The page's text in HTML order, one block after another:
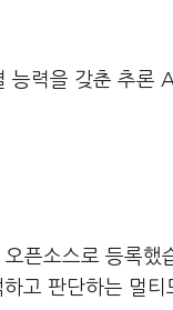
능력을 갖춘 추론
픈소스로 등록했
고 판단하는 멀티